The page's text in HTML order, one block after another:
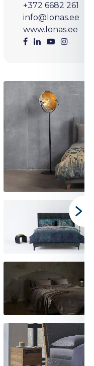
+372 6682 261
info@lonas.ee
www.lonas.ee